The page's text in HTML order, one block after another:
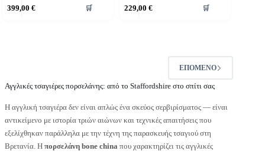
399,00€ 🛒 229,00€ 🛒
ΕΠΌΜΕΝΟ
Αγγλικές τσαγιέρες πορσελάνης: από το Staffordshire στο σπίτι σας
Η αγγλική τσαγιέρα δεν είναι απλώς ένα σκεύος σερβιρίσματος — είναι
αντικείμενο με ιστορία τριών αιώνων και τεχνικές απαιτήσεις που
εξελίχθηκαν παράλληλα με την τέχνη της παρασκευής τσαγιού στη
Βρετανία. Η πορσελάνη bone china που χαρακτηρίζει τις αγγλικές